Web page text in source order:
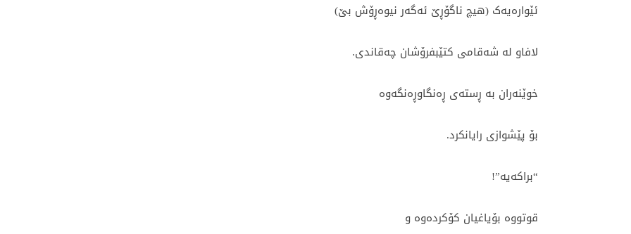
ئێوارەیەک (ھیچ ناگۆڕێ ئەگەر نیوەڕۆش بێ)
لافاو لە شەقامی کتێبفرۆشان چەقاندی.
خوێنەران بە ڕستەی ڕەنگاوڕەنگەوە
بۆ پێشوازی رایانکرد.
“براکەیە”!
قوتووە بۆیاغیان کۆکردەوە و